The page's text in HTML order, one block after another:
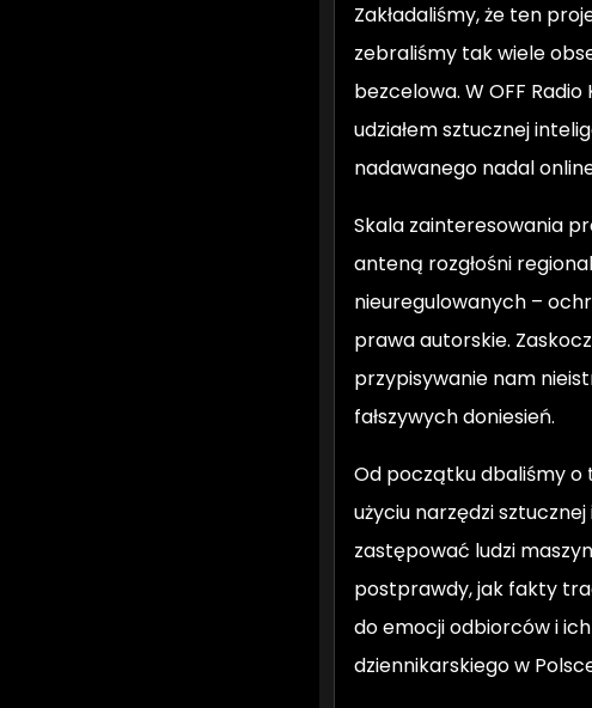
Zakładaliśmy, że ten
zebraliśmy tak wiele
bezcelowa. W OFF
udziałem sztucznej
nadawanego nadal
Skala zainteresowania
anteną rozgłośni
nieuregulowanych –
prawa autorskie.
przypisywanie nam
fałszywych doniesień.
Od początku dbaliśmy
użyciu narzędzi
zastępować ludzi
postprawdy, jak fakty
do emocji odbiorców i
dziennikarskiego w